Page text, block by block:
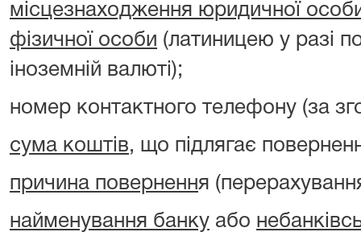
місцезнаходження юридичної
фізичної особи (латиницею у разі
іноземній валюті);
номер контактного телефону (за
сума коштів, що підлягає
причина повернення
найменування банку або